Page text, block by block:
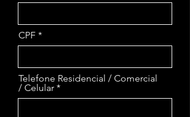
d
CPF
Telefone Residencial / Comercial
/ Celular